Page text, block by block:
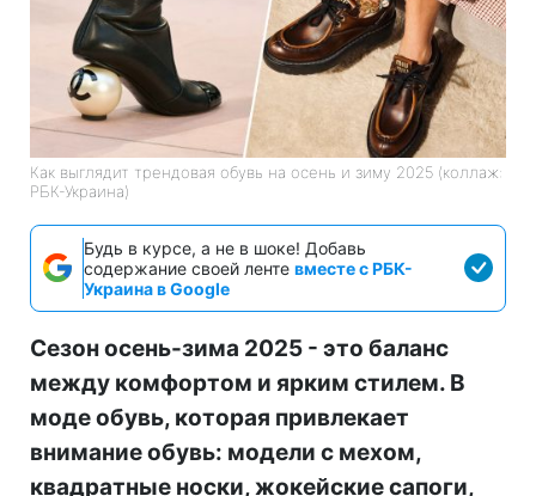
Как выглядит трендовая обувь на осень и зиму 2025 (коллаж:
РБК-Украина)
Будь в курсе, а не в шоке! Добавь
содержание своей ленте вместе с РБК-
Украина в Google
Сезон осень-зима 2025 - это баланс
между комфортом и ярким стилем. В
моде обувь, которая привлекает
внимание обувь: модели с мехом,
квадратные носки, жокейские сапоги,